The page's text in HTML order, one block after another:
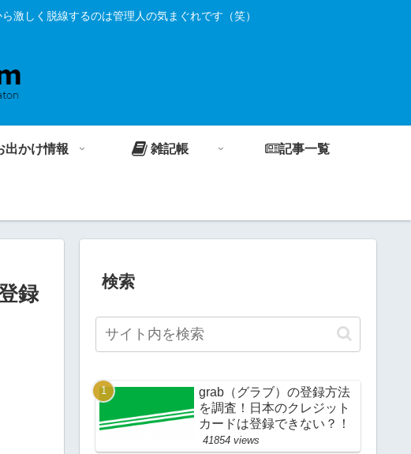
激しく脱線するのは管理人の気まぐれです（笑）
出かけ情報 雑記帳 記事一覧
録
検索
grab（グラブ）の登録方法
を調査！日本のクレジット
カードは登録できない？！
41854 views